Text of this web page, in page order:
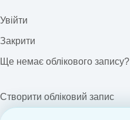
Увійти
Закрити
Ще немає облікового запису?
Створити обліковий запис